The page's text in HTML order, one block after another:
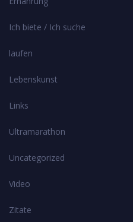
Ich biete / Ich suche
laufen
Lebenskunst
Links
Ultramarathon
Uncategorized
Video
Zitate